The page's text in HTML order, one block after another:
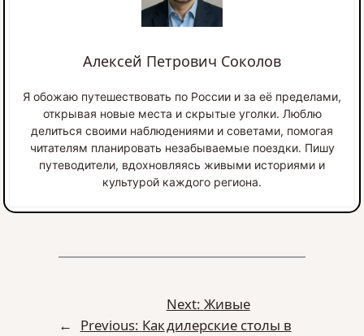
Алексей Петрович Соколов
Я обожаю путешествовать по России и за её пределами,
открывая новые места и скрытые уголки. Люблю
делиться своими наблюдениями и советами, помогая
читателям планировать незабываемые поездки. Пишу
путеводители, вдохновляясь живыми историями и
культурой каждого региона.
← Previous: Как
Next: Живые
дилерские столы в